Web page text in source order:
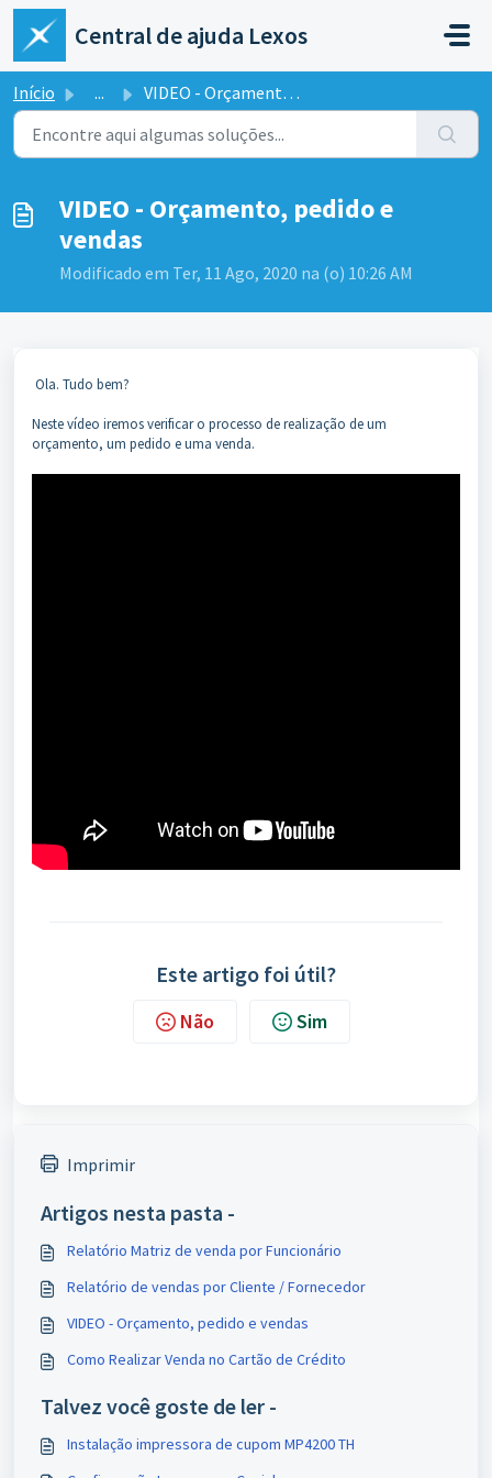
Ir para o conteúdo principal
Central de ajuda Lexos
Início ... VIDEO - Orçamento, pedido e vendas
VIDEO - Orçamento, pedido e
vendas
Modificado em Ter, 11 Ago, 2020 na (o) 10:26 AM
Ola. Tudo bem?
Neste vídeo iremos verificar o processo de realização de um
orçamento, um pedido e uma venda.
Este artigo foi útil?
Não Sim
Imprimir
Artigos nesta pasta -
Relatório Matriz de venda por Funcionário
Relatório de vendas por Cliente / Fornecedor
VIDEO - Orçamento, pedido e vendas
Como Realizar Venda no Cartão de Crédito
Talvez você goste de ler -
Instalação impressora de cupom MP4200 TH